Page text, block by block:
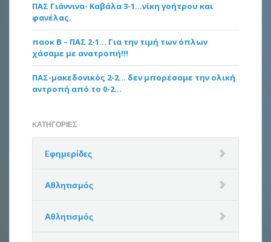
ΠΑΣ Γιάννινα- Καβάλα 3-1…νίκη γοήτρου και
φανέλας.
παοκ Β – ΠΑΣ 2-1… Για την τιμή των όπλων
χάσαμε με ανατροπή!!!
ΠΑΣ-μακεδονικός 2-2… δεν μπορέσαμε την ολική
αντροπή από το 0-2…
KΑΤΗΓΟΡΊΕΣ
Eφημερίδες
Αθλητισμός
Αθλητισμός